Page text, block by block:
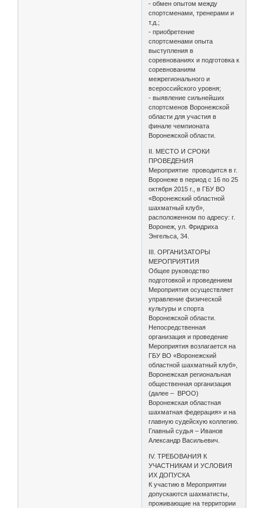
- обмен опытом между
спортсменами, тренерами и
т.д.;
- приобретение
спортсменами опыта
выступления в
соревнованиях и подготовка к
соревнованиям
межрегионального и
всероссийского уровня;
- выявление сильнейших
спортсменов Воронежской
области для участия в
финале чемпионата
Воронежской области.
II. МЕСТО И СРОКИ
ПРОВЕДЕНИЯ
Мероприятие проводится в г.
Воронеже в период с 16 по 25
октября 2015 г., в ГБУ ВО
«Воронежский областной
шахматный клуб»,
расположенном по адресу: г.
Воронеж, ул. Фридриха
Энгельса, 34.
III. ОРГАНИЗАТОРЫ
МЕРОПРИЯТИЯ
Общее руководство
подготовкой и проведением
Мероприятия осуществляет
управление физической
культуры и спорта
Воронежской области.
Непосредственная
организация и проведение
Мероприятия возлагается на
ГБУ ВО «Воронежский
областной шахматный клуб»,
Воронежская региональная
общественная организация
(далее – ВРОО)
Воронежская областная
шахматная федерация» и на
главную судейскую коллегию.
Главный судья – Иванов
Александр Васильевич.
IV. ТРЕБОВАНИЯ К
УЧАСТНИКАМ И УСЛОВИЯ
ИХ ДОПУСКА
К участию в Мероприятии
допускаются шахматисты,
проживающие на территории